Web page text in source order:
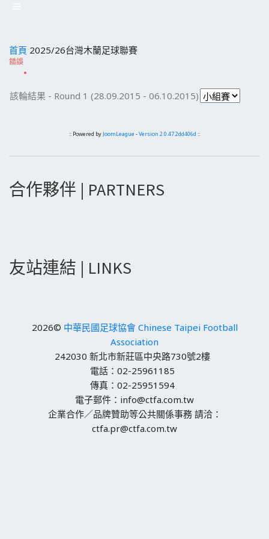
首頁 2025/26台灣木蘭足球聯賽
錯誤
該輪結果 - Round 1 (28.09.2015 - 06.10.2015)
:: Powered by JoomLeague -Version 2.0.47.2dd406d ::
合作夥伴 | PARTNERS
友站連結 | LINKS
2026© 中華民國足球協會 Chinese Taipei Football
Association
242030 新北市新莊區中央路730號2樓
電話：02-25961185
傳真：02-25951594
電子郵件：info@ctfa.com.tw
企業合作／品牌贊助等公共關係事務 請洽：
ctfa.pr@ctfa.com.tw